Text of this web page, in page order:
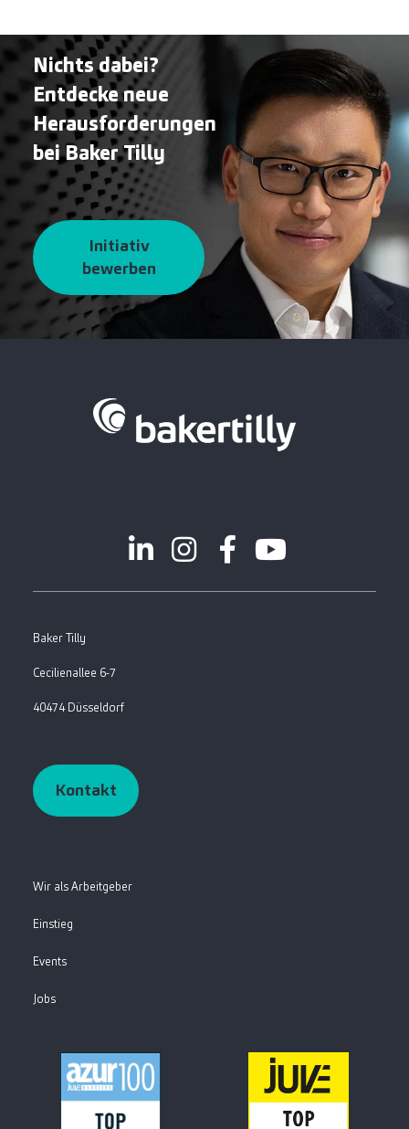
Nichts dabei?
Entdecke neue
Herausforderungen
bei Baker Tilly
Initiativ
bewerben
Baker Tilly
Cecilienallee 6-7
40474 Düsseldorf
Kontakt
Wir als Arbeitgeber
Einstieg
Events
Jobs